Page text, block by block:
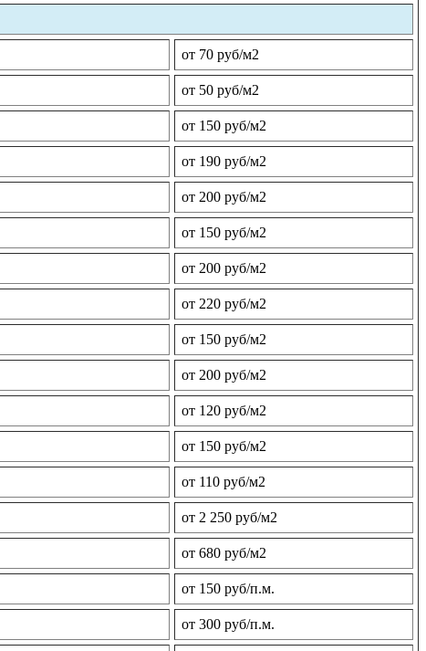
от 70 руб/м2
от 50 руб/м2
от 150 руб/м2
от 190 руб/м2
от 200 руб/м2
от 150 руб/м2
от 200 руб/м2
от 220 руб/м2
от 150 руб/м2
от 200 руб/м2
от 120 руб/м2
от 150 руб/м2
от 110 руб/м2
от 2 250 руб/м2
от 680 руб/м2
от 150 руб/п.м.
от 300 руб/п.м.